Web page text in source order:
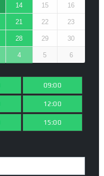
14 15 16
21 22 23
28 29 30
4 5 6
09:00
12:00
15:00